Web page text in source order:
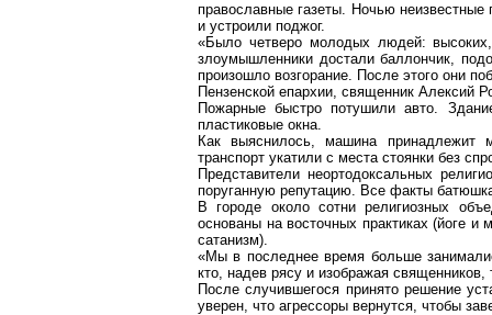
православные газеты. Ночью
и устроили поджог.
«Было четверо молодых людей:
злоумышленники достали баллончик,
произошло возгорание. После этого они
Пензенской епархии, священник Алексий
Пожарные быстро потушили авто.
пластиковые окна.
Как выяснилось, машина принадлежит
транспорт укатили с места стоянки без
Представители неортодоксальных
поруганную репутацию. Все факты
В городе около сотни религиозных
основаны на восточных практиках (йоге и
сатанизм).
«Мы в последнее время больше
кто, надев рясу и изображая
После случившегося принято решение
уверен, что агрессоры вернутся, чтобы